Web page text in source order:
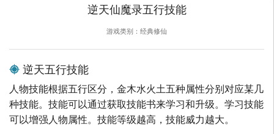
逆天仙魔录五行技能
游戏类别：经典修仙
逆天五行技能
人物技能根据五行区分，金木水火土五种属性分别对应某几
种技能。技能可以通过获取技能书来学习和升级。学习技能
可以增强人物属性。技能等级越高，技能威力越大。